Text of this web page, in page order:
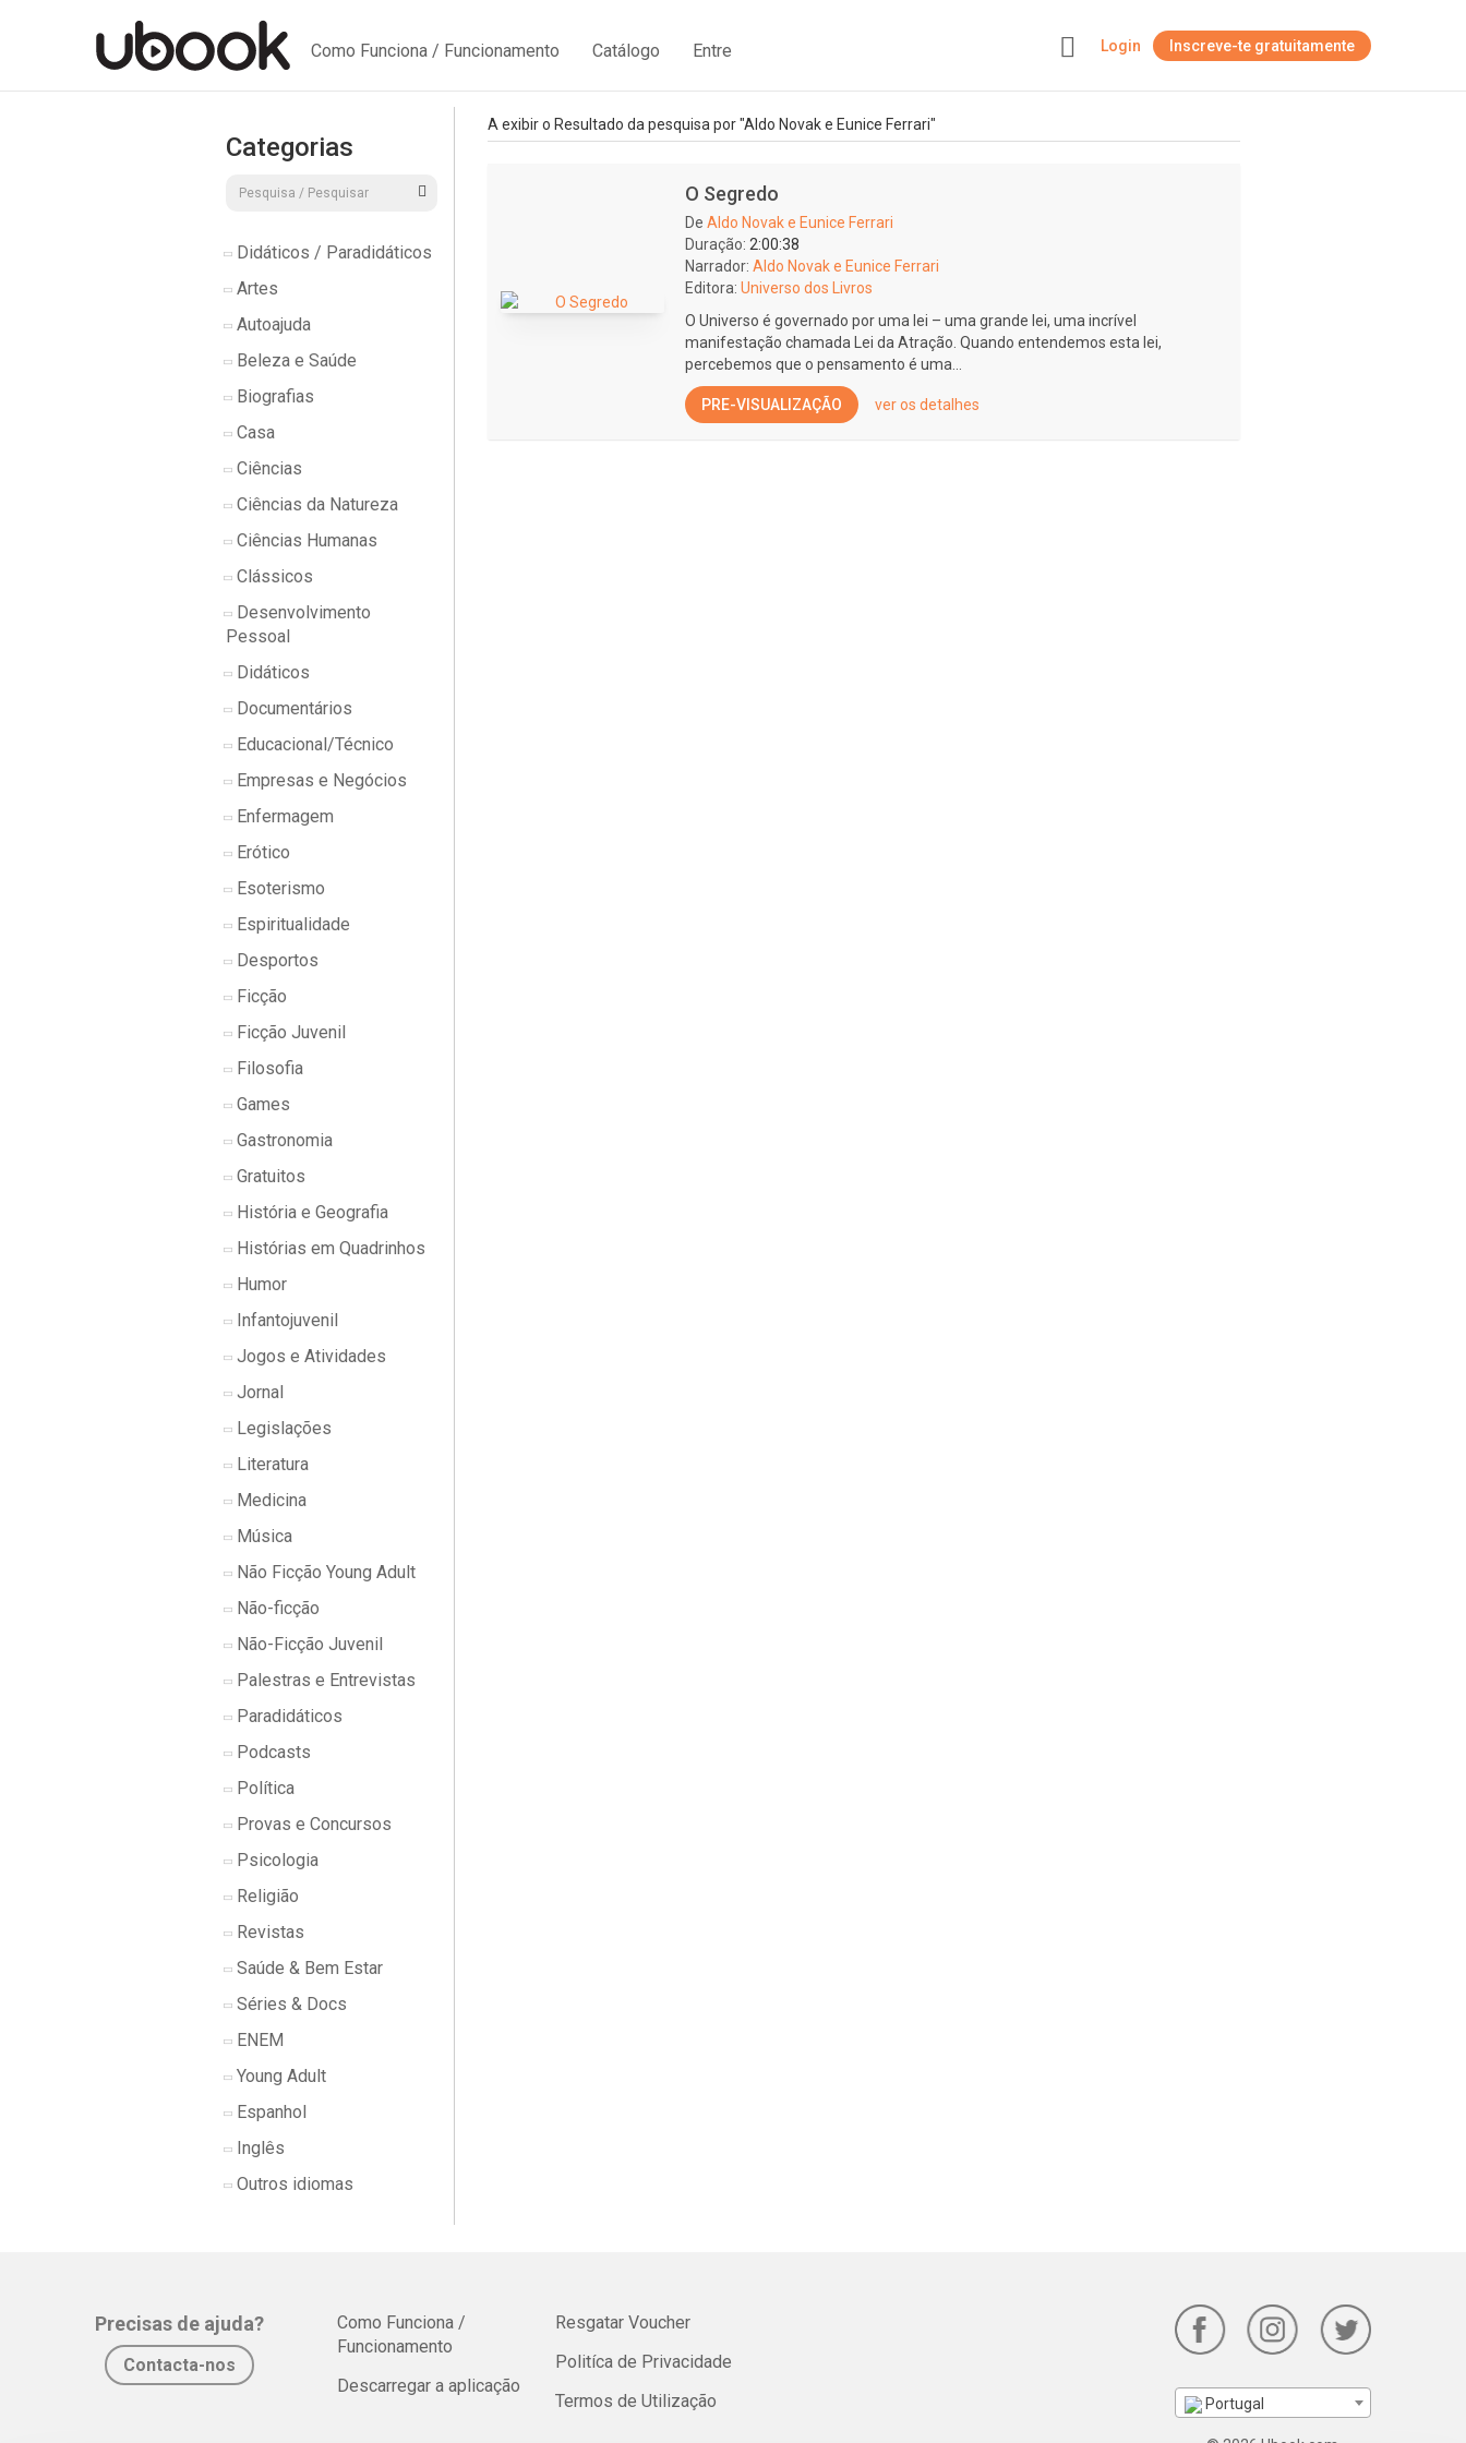
Como Funciona / Funcionamento Catálogo Entre Login Inscreve-te gratuitamente
Categorias
Didáticos / Paradidáticos
Artes
Autoajuda
Beleza e Saúde
Biografias
Casa
Ciências
Ciências da Natureza
Ciências Humanas
Clássicos
Desenvolvimento
Pessoal
Didáticos
Documentários
Educacional/Técnico
Empresas e Negócios
Enfermagem
Erótico
Esoterismo
Espiritualidade
Desportos
Ficção
Ficção Juvenil
Filosofia
Games
Gastronomia
Gratuitos
História e Geografia
Histórias em Quadrinhos
Humor
Infantojuvenil
Jogos e Atividades
Jornal
Legislações
Literatura
Medicina
Música
Não Ficção Young Adult
Não-ficção
Não-Ficção Juvenil
Palestras e Entrevistas
Paradidáticos
Podcasts
Política
Provas e Concursos
Psicologia
Religião
Revistas
Saúde & Bem Estar
Séries & Docs
ENEM
Young Adult
Espanhol
Inglês
Outros idiomas
A exibir o Resultado da pesquisa por "Aldo Novak e Eunice Ferrari"
O Segredo
De Aldo Novak e Eunice Ferrari
Duração: 2:00:38
Narrador: Aldo Novak e Eunice Ferrari
Editora: Universo dos Livros
O Universo é governado por uma lei – uma grande lei, uma incrível
manifestação chamada Lei da Atração. Quando entendemos esta lei,
percebemos que o pensamento é uma...
PRE-VISUALIZAÇÃO ver os detalhes
Precisas de ajuda?
Contacta-nos
Como Funciona /
Funcionamento
Descarregar a aplicação
Resgatar Voucher
Politíca de Privacidade
Termos de Utilização
Portugal